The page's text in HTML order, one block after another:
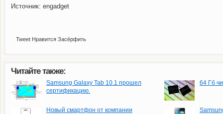
Источник: engadget
Tweet Нравится Засёрфить
Читайте также:
Samsung Galaxy Tab 10.1 прошел
сертификацию.
64 Гб
Новый смартфон от компании